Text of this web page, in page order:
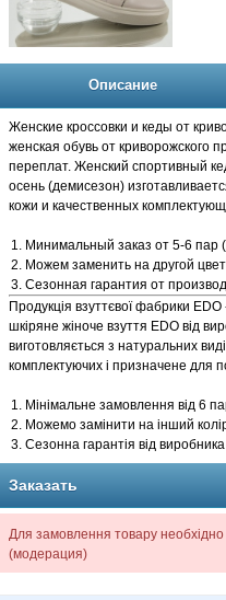
Описание
Женские кроссовки и кеды от
женская обувь от криворожского
переплат. Женский спортивный
осень (демисезон)
кожи и качественных
Минимальный заказ от 5-6 пар
Можем заменить на другой
Сезонная гарантия от
Продукція взуттєвої фабрики
шкіряне жіноче взуття EDO від
виготовляється з натуральних
комплектуючих і призначене для
Мінімальне замовлення від 6
Можемо замінити на інший
Сезонна гарантія від
Заказать
Для замовлення товару необхідно
(модерация)